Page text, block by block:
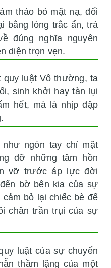
tháo bỏ mặt nạ, đối
bằng lòng trắc ẩn, trả
đúng nghĩa nguyên
diện trọn vẹn.
quy luật Vô thường, ta
sinh khởi hay tàn lụi
hết, mà là nhịp đập
như ngón tay chỉ mặt
đỡ những tâm hồn
vỡ trước áp lực đời
bờ bên kia của sự
bỏ lại chiếc bè để
chân trần trụi của sự
luật của sự chuyển
thầm lặng của một